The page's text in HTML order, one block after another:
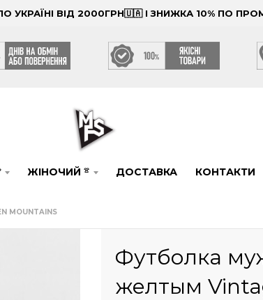
УКРАЇНІ ВІД 2000ГРН🇺🇦 І ЗНИЖКА 10% ПО
ЖІНОЧИЙ 👚 ДОСТАВКА КОНТАКТИ
MOUNTAINS
Футболка
желтым